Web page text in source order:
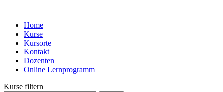
Home
Kurse
Kursorte
Kontakt
Dozenten
Online Lernprogramm
Kurse filtern